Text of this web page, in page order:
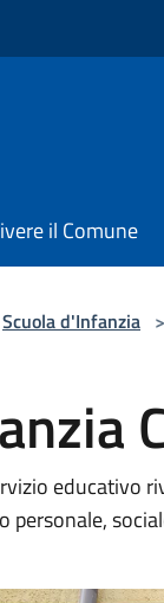
il Comune
Scuola d'Infanzia >
educativo
personale,